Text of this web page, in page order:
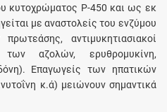
κυτοχρώματος Ρ-450 και ως εκ
με αναστολείς του ενζύμου
αντιμυκητιασιακοί
αζολών, ερυθρομυκίνη,
Επαγωγείς των ηπατικών
κ.ά) μειώνουν σημαντικά